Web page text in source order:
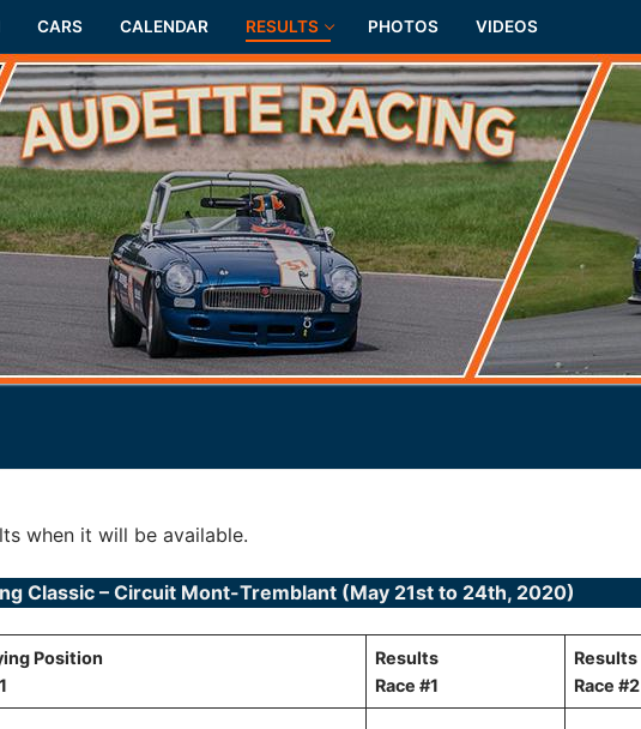
CARS CALENDAR RESULTS PHOTOS VIDEOS
Search for:
when it will be available.
Classic – Circuit Mont-Tremblant (May 21st to 24th, 2020)
Position
Results
Race #1
Results
Race #2